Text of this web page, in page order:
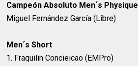
Campeón Absoluto Men´s Physique
Miguel Fernández García (Libre)
Men´s Short
1. Fraquilin Concieicao (EMPro)